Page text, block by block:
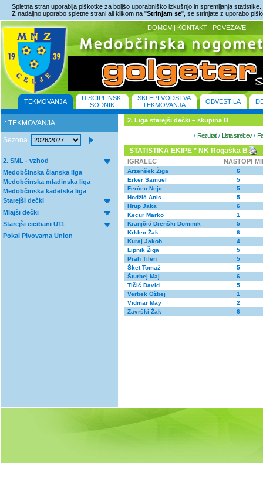
Spletna stran uporablja piškotke za boljšo uporabniško izkušnjo in spremljanja statistike.
Z nadaljno uporabo spletne strani ali klikom na "Strinjam se", se strinjate z uporabo
DOMOV | KONTAKT | POVEZAVE
TEKMOVANJA
DISCIPLINSKI
SODNIK
SKLEPI VODSTVA
TEKMOVANJA
OBVESTILA
.: TEKMOVANJA
Sezona
2. SML - vzhod
Medobčinska članska liga
Medobčinska mladinska liga
Medobčinska kadetska liga
Starejši dečki
Mlajši dečki
Starejši cicibani U11
Pokal Pivovarna Union
2. Liga starejši dečki – skupina B
/ Rezultati/ Lista strelcev/
STATISTIKA EKIPE * NK Rogaška B
IGRALEC NASTOPI
Arzenšek Žiga
6
Erker Samuel
5
Ferčec Nejc
5
Hodžić Anis
5
Hrup Jaka
6
Kecur Marko
1
Kranjčić Drenški Dominik
5
Krklec Žak
6
Kuraj Jakob
4
Lipnik Žiga
5
Prah Tilen
5
Šket Tomaž
5
Šturbej Maj
6
Tičić David
5
Verbek Ožbej
1
Vidmar May
2
Završki Žak
6